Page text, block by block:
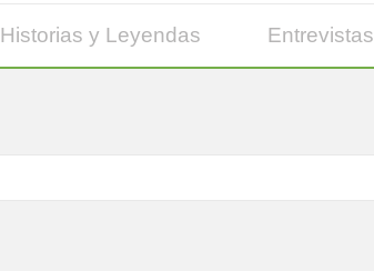
Historias y Leyendas Entrevistas